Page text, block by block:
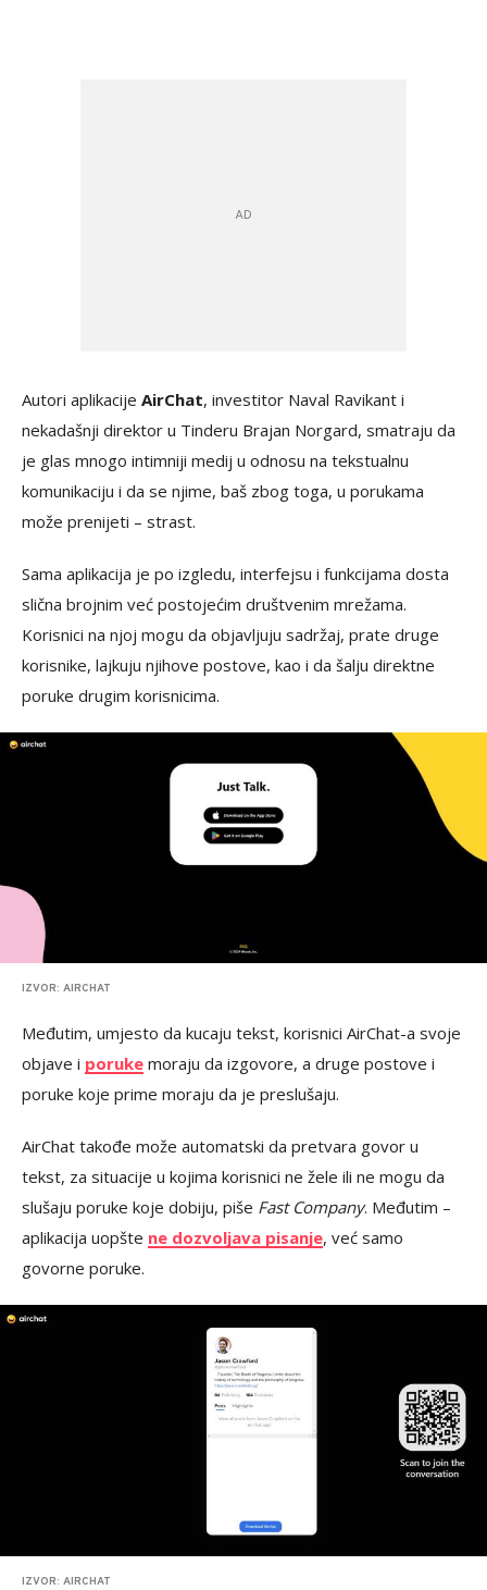
Autori aplikacije AirChat, investitor Naval Ravikant i
nekadašnji direktor u Tinderu Brajan Norgard, smatraju da
je glas mnogo intimniji medij u odnosu na tekstualnu
komunikaciju i da se njime, baš zbog toga, u porukama
može prenijeti – strast.
Sama aplikacija je po izgledu, interfejsu i funkcijama dosta
slična brojnim već postojećim društvenim mrežama.
Korisnici na njoj mogu da objavljuju sadržaj, prate druge
korisnike, lajkuju njihove postove, kao i da šalju direktne
poruke drugim korisnicima.
IZVOR: AIRCHAT
Međutim, umjesto da kucaju tekst, korisnici AirChat-a svoje
objave i poruke moraju da izgovore, a druge postove i
poruke koje prime moraju da je preslušaju.
AirChat takođe može automatski da pretvara govor u
tekst, za situacije u kojima korisnici ne žele ili ne mogu da
slušaju poruke koje dobiju, piše Fast Company. Međutim –
aplikacija uopšte ne dozvoljava pisanje, već samo
govorne poruke.
IZVOR: AIRCHAT